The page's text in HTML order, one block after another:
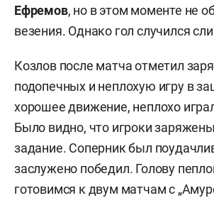
Ефремов, но в этом моменте не
везения. Однако гол случился
Козлов после матча отметил
подопечных и неплохую игру в
хорошее движение, неплохо
Было видно, что игроки
задание. Соперник был
заслужено победил. Голову
готовимся к двум матчам с